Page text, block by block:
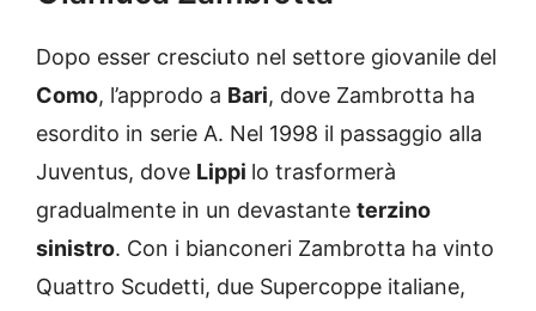
Dopo esser cresciuto nel settore giovanile del
Como, l’approdo a Bari, dove Zambrotta ha
esordito in serie A. Nel 1998 il passaggio alla
Juventus, dove Lippi lo trasformerà
gradualmente in un devastante terzino
sinistro. Con i bianconeri Zambrotta ha vinto
Quattro Scudetti, due Supercoppe italiane,